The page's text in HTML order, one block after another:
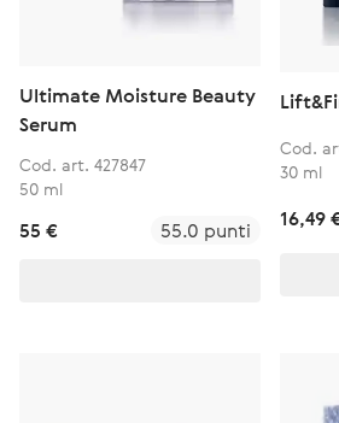
Ultimate Moisture Beauty
Serum
Cod. art. 427847
50 ml
55 € 55.0 punti
Cod.
30 ml
16,49